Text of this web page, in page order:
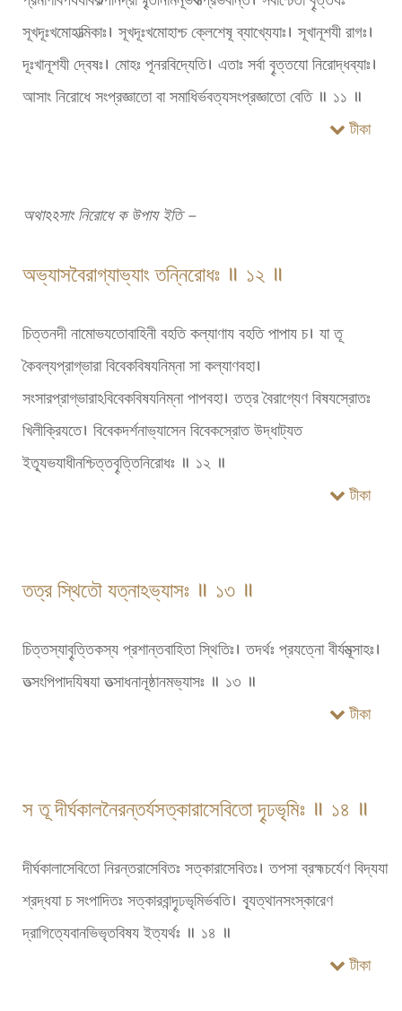
সূখদূঃখমোহাত্মিকাঃ। সূখদূঃখমোহাশ্চ ক্লেশেষূ ব্যাখ্যেযাঃ। সূখানূশযী রাগঃ।
দূঃখানূশযী দ্বেষঃ। মোহঃ পূনরবিদ্যেতি। এতাঃ সর্বা বৄত্তযো নিরোদ্ধব্যাঃ।
আসাং নিরোধে সংপ্রজ্ঞাতো বা সমাধির্ভবত্যসংপ্রজ্ঞাতো বেতি ॥ ১১ ॥
টীকা
অথাঽঽসাং নিরোধে ক উপায ইতি –
অভ্যাসবৈরাগ্যাভ্যাং তন্নিরোধঃ ॥ ১২ ॥
চিত্তনদী নামোভযতোবাহিনী বহতি কল্যাণায বহতি পাপায চ। যা তূ
কৈবল্যপ্রাগ্ভারা বিবেকবিষযনিম্না সা কল্যাণবহা।
সংসারপ্রাগ্ভারাঽবিবেকবিষযনিম্না পাপবহা। তত্র বৈরাগ্যেণ বিষযস্রোতঃ
খিলীক্রিযতে। বিবেকদর্শনাভ্যাসেন বিবেকস্রোত উদ্ধাট্যত
ইত্যূভযাধীনশ্চিত্তবৄত্তিনিরোধঃ ॥ ১২ ॥
টীকা
তত্র স্থিতৌ যত্নাঽভ্যাসঃ ॥ ১৩ ॥
চিত্তস্যাবৄত্তিকস্য প্রশান্তবাহিতা স্থিতিঃ। তদর্থঃ প্রযত্নো বীর্যমূত্সাহঃ।
তত্সংপিপাদযিষযা তত্সাধনানূষ্ঠানমভ্যাসঃ ॥ ১৩ ॥
টীকা
স তূ দীর্ঘকালনৈরন্তর্যসত্কারাসেবিতো দৄঢভৃমিঃ ॥ ১৪ ॥
দীর্ঘকালাসেবিতো নিরন্তরাসেবিতঃ সত্কারাসেবিতঃ। তপসা ব্রহ্মচর্যেণ বিদ্যযা
শ্রদ্ধযা চ সংপাদিতঃ সত্কারবান্দৄঢভৃমির্ভবতি। ব্যূত্থানসংস্কারেণ
দ্রাগিত্যেবানভিভৃতবিষয ইত্যর্থঃ ॥ ১৪ ॥
টীকা